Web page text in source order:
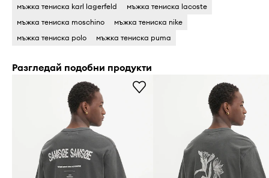
мъжка тениска karl lagerfeld
мъжка тениска lacoste
мъжка тениска moschino
мъжка тениска nike
мъжка тениска polo
мъжка тениска puma
Разгледай подобни продукти